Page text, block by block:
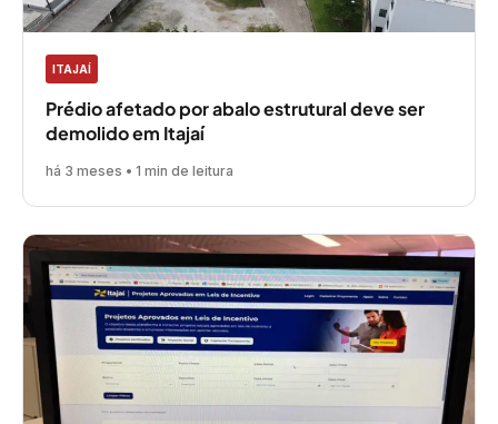
ITAJAÍ
Prédio afetado por abalo estrutural deve ser
demolido em Itajaí
há 3 meses • 1 min de leitura